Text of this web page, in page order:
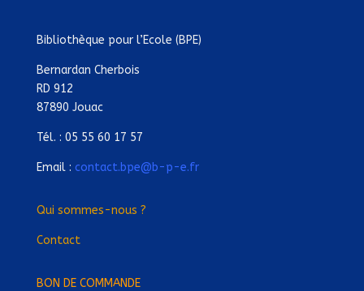
Bibliothèque pour l’Ecole (BPE)
Bernardan Cherbois
RD 912
87890 Jouac
Tél. : 05 55 60 17 57
Email : contact.bpe@b-p-e.fr
Qui sommes-nous ?
Contact
BON DE COMMANDE